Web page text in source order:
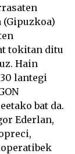
(Gipuzkoa)
tokitan ditu
Hain
lantegi
bat da.
Ederlan,
,